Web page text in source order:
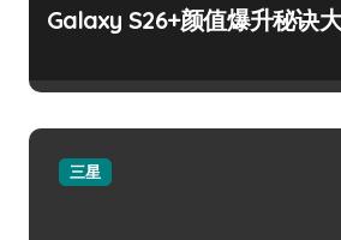
Galaxy S26+颜值爆升秘诀
三星